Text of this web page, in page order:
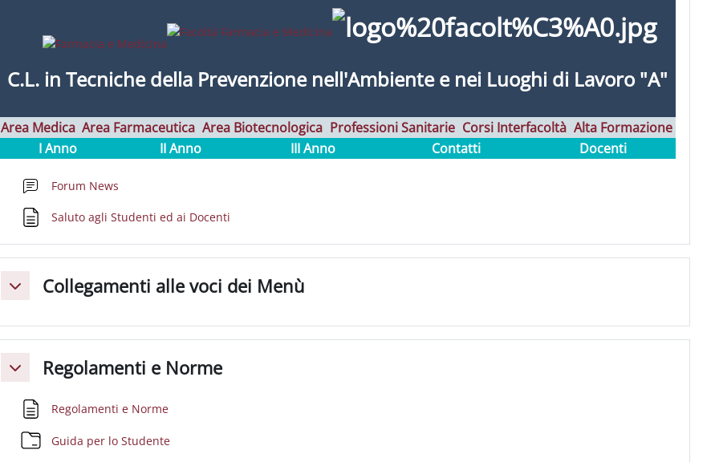
C.L. in Tecniche della Prevenzione nell'Ambiente e nei Luoghi di Lavoro "A"
Area Medica Area Farmaceutica Area Biotecnologica Professioni Sanitarie Corsi Interfacoltà Alta Formazione
I Anno
II Anno III Anno Contatti Docenti
Forum News
Saluto agli Studenti ed ai Docenti
MinimizzaCollegamenti alle voci dei Menù
MinimizzaRegolamenti e Norme
Regolamenti e NormePagina
Guida per lo StudenteCartella